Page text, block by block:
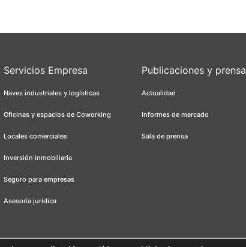
Servicios Empresa
Naves industriales y logísticas
Oficinas y espacios de Coworking
Locales comerciales
Inversión inmobiliaria
Seguro para empresas
Asesoría jurídica
Publicaciones y prensa
Actualidad
Informes de mercado
Sala de prensa